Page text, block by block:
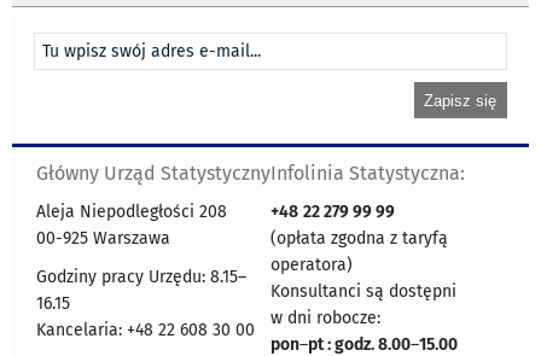
Główny Urząd Statystyczny
Aleja Niepodległości 208
00-925 Warszawa
Godziny pracy Urzędu: 8.15–
16.15
Kancelaria: +48 22 608 30 00
Infolinia Statystyczna:
+48 22 279 99 99
(opłata zgodna z taryfą
operatora)
Konsultanci są dostępni
w dni robocze:
pon–pt : godz. 8.00–15.00